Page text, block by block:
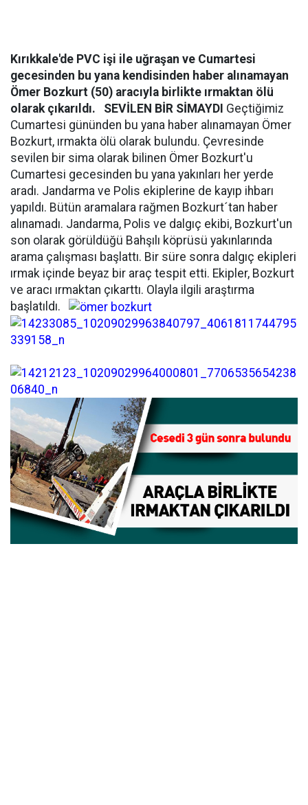
Kırıkkale'de PVC işi ile uğraşan ve Cumartesi
gecesinden bu yana kendisinden haber alınamayan
Ömer Bozkurt (50) aracıyla birlikte ırmaktan ölü
olarak çıkarıldı.
SEVİLEN BİR SİMAYDI Geçtiğimiz
Cumartesi gününden bu yana haber alınamayan Ömer
Bozkurt, ırmakta ölü olarak bulundu. Çevresinde
sevilen bir sima olarak bilinen Ömer Bozkurt'u
Cumartesi gecesinden bu yana yakınları her yerde
aradı. Jandarma ve Polis ekiplerine de kayıp ihbarı
yapıldı. Bütün aramalara rağmen Bozkurt´tan haber
alınamadı. Jandarma, Polis ve dalgıç ekibi, Bozkurt'un
son olarak görüldüğü Bahşılı köprüsü yakınlarında
arama çalışması başlattı. Bir süre sonra dalgıç ekipleri
ırmak içinde beyaz bir araç tespit etti. Ekipler, Bozkurt
ve aracı ırmaktan çıkarttı. Olayla ilgili araştırma
başlatıldı.